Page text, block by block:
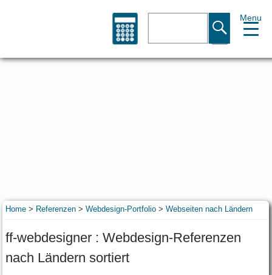
Home> Referenzen> Webdesign-Portfolio> Webseiten nach Ländern
ff-webdesigner : Webdesign-Referenzen
nach Ländern sortiert
Menu